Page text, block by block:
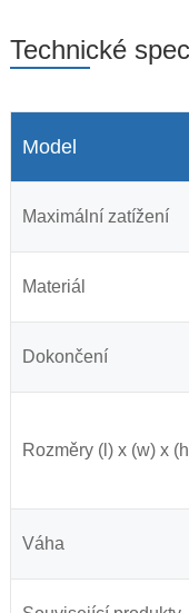
Technické
Model
Maximální zatížení
Materiál
Dokončení
Rozměry (l) x (w) x
Váha